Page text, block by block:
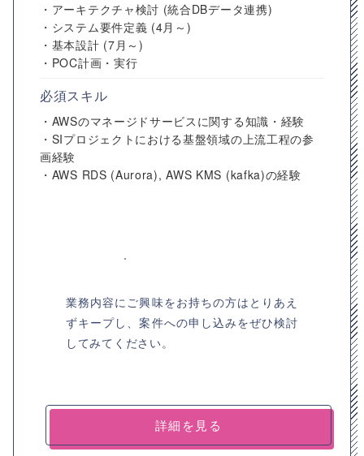
・アーキテクチャ検討 (統合DBデータ連携)
・システム要件定義 (4月～)
・基本設計 (7月～)
・POC計画・実行
必須スキル
・AWSのマネージドサービスに関する知識・経験
・SIプロジェクトにおける基盤領域の上流工程の参
画経験
・AWS RDS (Aurora), AWS KMS (kafka)の経験
業務内容にご興味をお持ちの方はとりあえ
ずキープし、案件への申し込みをぜひ検討
してみてください。
詳細を見る